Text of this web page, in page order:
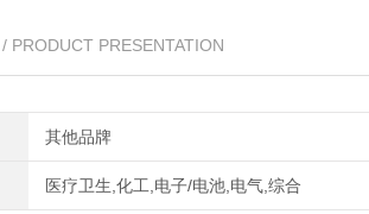
/ PRODUCT PRESENTATION
其他品牌
医疗卫生,化工,电子/电池,电气,综合